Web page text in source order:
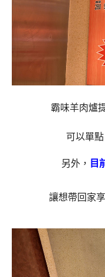
霸味羊肉爐
可以單
另外， 目
讓想帶回家